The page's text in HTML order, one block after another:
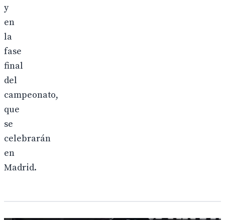
y
en
la
fase
final
del
campeonato,
que
se
celebrarán
en
Madrid.